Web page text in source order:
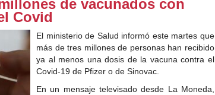
de vacunados con
Covid
El ministerio de Salud informó este martes que
más de tres millones de personas han recibido
ya al menos una dosis de la vacuna contra el
Covid-19 de Pfizer o de Sinovac.
En un mensaje televisado desde La Moneda,